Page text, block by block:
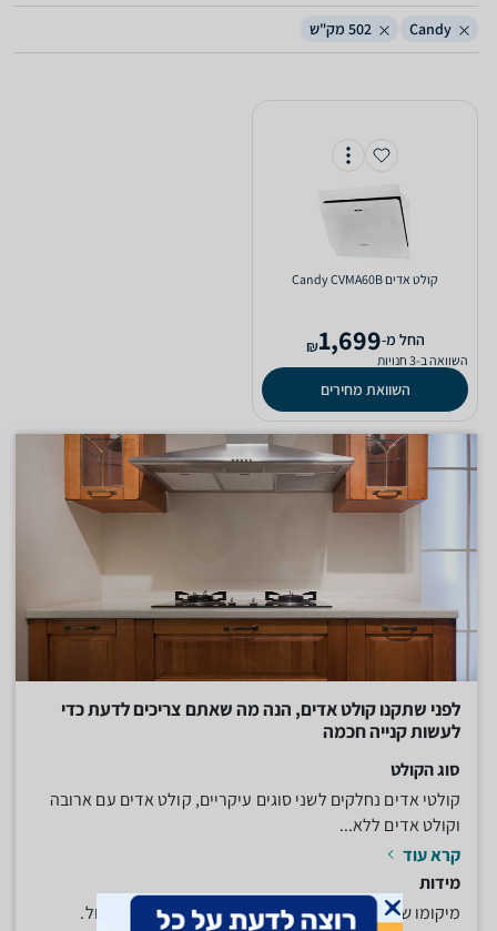
Candy 502 מק"ש
קולט אדים Candy CVMA60B
‫החל מ-1,699
₪
השוואה ב-3 חנויות
השוואת מחירים
לפני שתקנו קולט אדים, הנה מה שאתם צריכים לדעת כדי
לעשות קנייה חכמה
סוג הקולט
קולטי אדים נחלקים לשני סוגים עיקריים, קולט אדים עם ארובה
וקולט אדים ללא...
קרא עוד
מידות
מיקומו של קולט האדים במטבח הוא מעל הכיריים לבישול.